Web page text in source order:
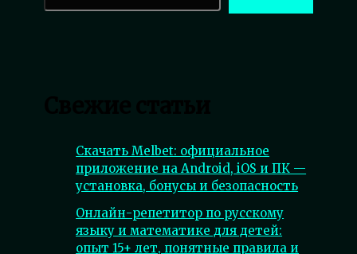
Скачать Melbet: официальное
приложение на Android, iOS и ПК —
установка, бонусы и безопасность
Онлайн-репетитор по русскому
языку и математике для детей:
опыт 15+ лет, понятные правила и